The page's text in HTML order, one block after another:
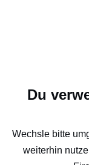
Du
Wechsle bitte
weiterhin